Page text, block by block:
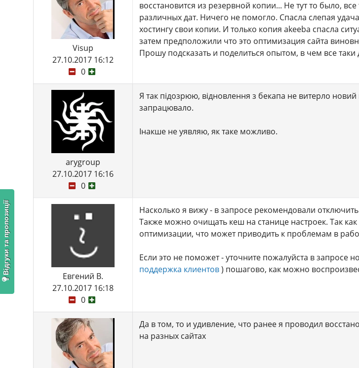
Visup
27.10.2017 16:12
0
восстановится из резервной копии... Не тут то было,
различных дат. Ничего не помогло. Спасла слепая
хостингу свои копии. И только копия akeeba спасла
затем предположили что это оптимизация сайта
Прошу подсказать и поделиться опытом, в чем все
arygroup
27.10.2017 16:16
0
Я так підозрюю, відновлення з бекапа не витерло
запрацювало.
Інакше не уявляю, як таке можливо.
Евгений В.
27.10.2017 16:18
0
Насколько я вижу - в запросе рекомендовали
Также можно очищать кеш на станице настроек. Так
оптимизации, что может приводить к проблемам в
Если это не поможет - уточните пожалуйста в запросе
поддержка клиентов) пошагово, как можно
Да в том, то и удивление, что ранее я проводил
на разных сайтах
Відгуки та пропозиції